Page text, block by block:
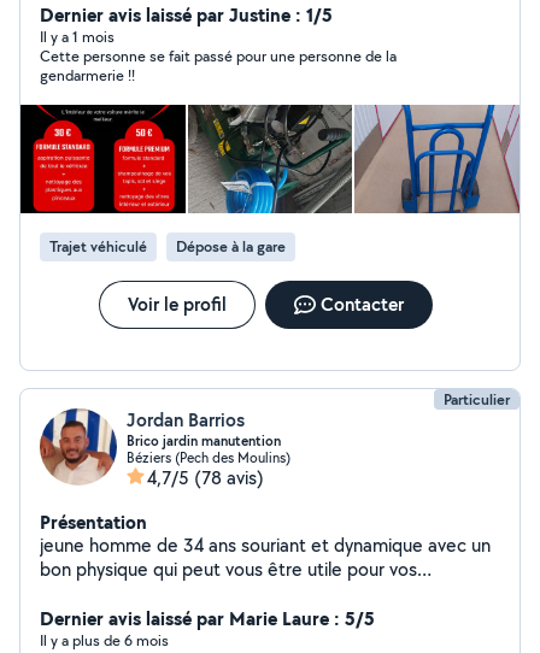
materiel du style : -motobineuseélectrique - taille haie
éclectique - compresseur - diable - visseuse Transport :
- je vous propose d aller chercher colis pas gros volume
- vous emmene ou chercher style magasin, gare ,
aéroport etc... Travail sérieux et personne honnête
Dernier avis laissé par Justine : 1/5
Il y a 1 mois
Cette personne se fait passé pour une personne de la
gendarmerie !!
Trajet véhiculé Dépose à la gare
Voir le profil Contacter
Particulier
Jordan Barrios
Brico jardin manutention
Béziers (Pech des Moulins)
4,7/5 (78 avis)
Présentation
jeune homme de 34 ans souriant et dynamique avec un
bon physique qui peut vous être utile pour vos
machines de jardin motobineuse tronçonneuse rotofil...
N'hésitez pas à me contacter si je vous mets un j'aime
Dernier avis laissé par Marie Laure : 5/5
Il y a plus de 6 mois